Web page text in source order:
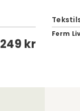
249 kr
Ferm